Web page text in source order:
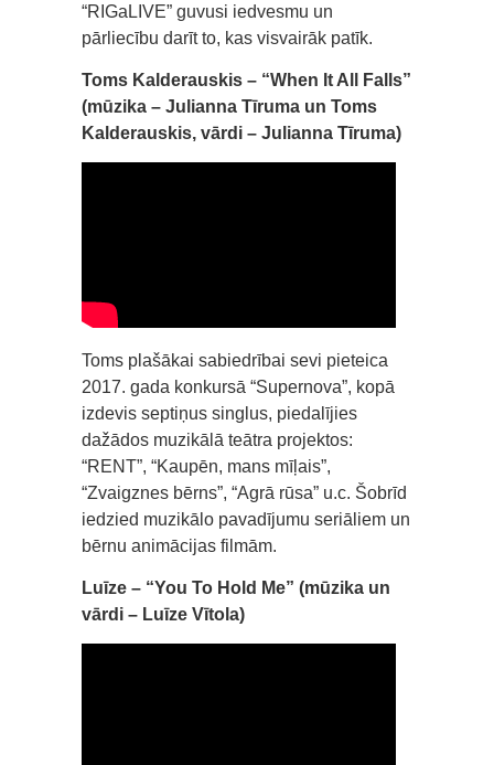
“RIGaLIVE” guvusi iedvesmu un
pārliecību darīt to, kas visvairāk patīk.
Toms Kalderauskis – “When It All Falls”
(mūzika – Julianna Tīruma un Toms
Kalderauskis, vārdi – Julianna Tīruma)
Toms plašākai sabiedrībai sevi pieteica
2017. gada konkursā “Supernova”, kopā
izdevis septiņus singlus, piedalījies
dažādos muzikālā teātra projektos:
“RENT”, “Kaupēn, mans mīļais”,
“Zvaigznes bērns”, “Agrā rūsa” u.c. Šobrīd
iedzied muzikālo pavadījumu seriāliem un
bērnu animācijas filmām.
Luīze – “You To Hold Me” (mūzika un
vārdi – Luīze Vītola)